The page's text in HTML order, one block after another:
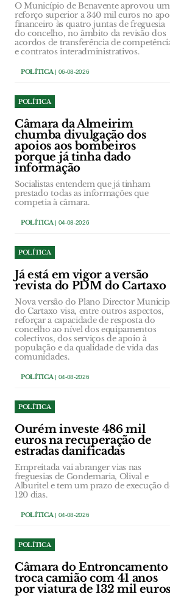
O Município de Benavente aprovou um
reforço superior a 340 mil euros no
financeiro às quatro juntas de freguesia
do concelho, no âmbito da revisão dos
acordos de transferência de
e contratos interadministrativos.
POLÍTICA| 06-08-2026
POLÍTICA
Câmara da Almeirim
chumba divulgação dos
apoios aos bombeiros
porque já tinha dado
informação
Socialistas entendem que já tinham
prestado todas as informações que
competia à câmara.
POLÍTICA| 04-08-2026
POLÍTICA
Já está em vigor a versão
revista do PDM do Cartaxo
Nova versão do Plano Director
do Cartaxo visa, entre outros aspectos,
reforçar a capacidade de resposta do
concelho ao nível dos equipamentos
colectivos, dos serviços de apoio à
população e da qualidade de vida das
comunidades.
POLÍTICA| 04-08-2026
POLÍTICA
Ourém investe 486 mil
euros na recuperação de
estradas danificadas
Empreitada vai abranger vias nas
freguesias de Gondemaria, Olival e
Alburitel e tem um prazo de execução
120 dias.
POLÍTICA| 04-08-2026
POLÍTICA
Câmara do Entroncamento
troca camião com 41 anos
por viatura de 132 mil euros